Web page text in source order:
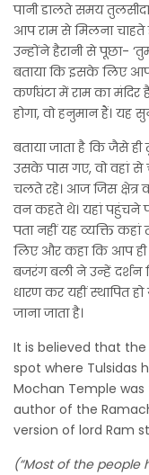
पानी डालते समय
आप राम से मिलना
उन्होंने हैरानी से पूछा-
बताया कि इसके लिए
कर्णघंटा में राम का
होगा, वो हनुमान हैं। यह
बताया जाता है कि जैसे
उसके पास गए, वो वहां से
चलते रहे। आज जिस
वन कहते थे। यहां पहुंचने
पता नहीं यह व्यक्ति
लिए और कहा कि आप ही
बजरंग बली ने उन्हें दर्शन
धारण कर यहीं स्थापित
जाना जाता है।
It is believed that
spot where Tulsidas
Mochan Temple
author of the
version of lord Ram
(“Most of the people